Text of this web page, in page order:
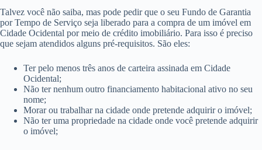
Talvez você não saiba, mas pode pedir que o seu Fundo de Garantia
por Tempo de Serviço seja liberado para a compra de um imóvel em
Cidade Ocidental por meio de crédito imobiliário. Para isso é preciso
que sejam atendidos alguns pré-requisitos. São eles:
Ter pelo menos três anos de carteira assinada em Cidade
Ocidental;
Não ter nenhum outro financiamento habitacional ativo no seu
nome;
Morar ou trabalhar na cidade onde pretende adquirir o imóvel;
Não ter uma propriedade na cidade onde você pretende adquirir
o imóvel;